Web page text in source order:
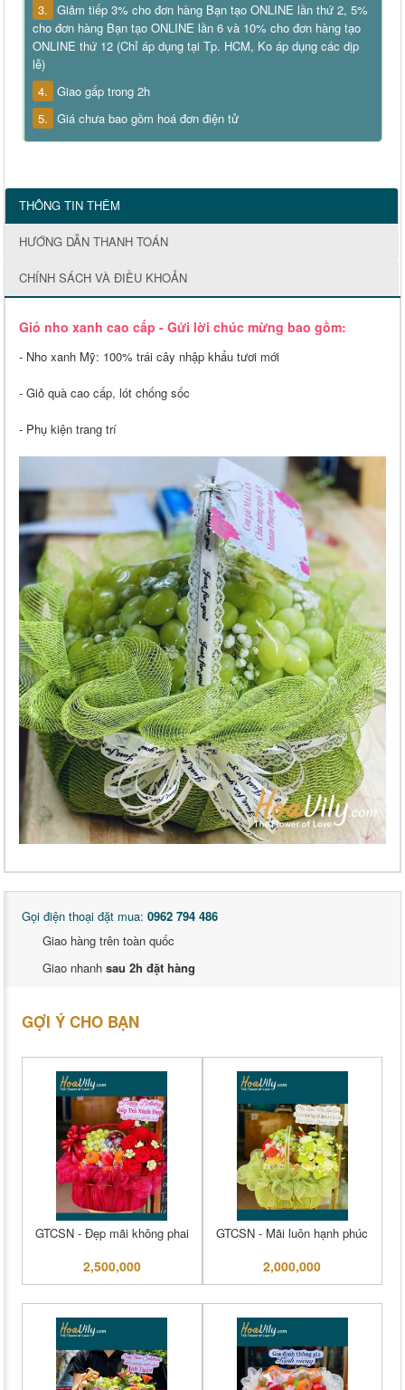
3. Giảm tiếp 3% cho đơn hàng Bạn tạo ONLINE lần thứ 2, 5%
cho đơn hàng Bạn tạo ONLINE lần 6 và 10% cho đơn hàng tạo
ONLINE thứ 12 (Chỉ áp dụng tại Tp. HCM, Ko áp dụng các dịp
lễ)
4. Giao gấp trong 2h
5. Giá chưa bao gồm hoá đơn điện tử
THÔNG TIN THÊM
HƯỚNG DẪN THANH TOÁN
CHÍNH SÁCH VÀ ĐIỀU KHOẢN
Giỏ nho xanh cao cấp - Gửi lời chúc mừng bao gồm:
- Nho xanh Mỹ: 100% trái cây nhập khẩu tươi mới
- Giỏ quà cao cấp, lót chống sốc
- Phụ kiện trang trí
Gọi điện thoại đặt mua: 0962 794 486
Giao hàng trên toàn quốc
Giao nhanh sau 2h đặt hàng
GỢI Ý CHO BẠN
GTCSN - Đẹp mãi không phai
2,500,000
GTCSN - Mãi luôn hạnh phúc
2,000,000